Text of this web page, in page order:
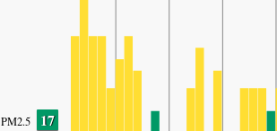
PM2.5 17